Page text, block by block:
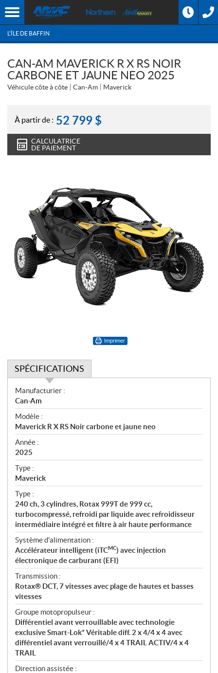
L'ÎLE DE BAFFIN
CAN-AM MAVERICK R X RS NOIR
CARBONE ET JAUNE NEO 2025
Véhicule côte à côte Can-Am Maverick
À partir de : 52 799 $
CALCULATRICE
DE PAIEMENT
Imprimer
SPÉCIFICATIONS
S
p
é
c
i
f
i
c
a
t
i
o
n
s
Manufacturier :
Can-Am
Modèle :
Maverick R X RS Noir carbone et jaune neo
Année :
2025
Type :
Maverick
Type :
240 ch, 3 cylindres, Rotax 999T de 999 cc,
turbocompressé, refroidi par liquide avec refroidisseur
intermédiaire intégré et filtre à air haute performance
Système d'alimentation :
Accélérateur intelligent (iTCMC) avec injection
électronique de carburant (EFI)
Transmission :
Rotax® DCT, 7 vitesses avec plage de hautes et basses
vitesses
Groupe motopropulseur :
Différentiel avant verrouillable avec technologie
exclusive Smart-Lok* Véritable diff. 2 x 4/4 x 4 avec
différentiel avant verrouillé/4 x 4 TRAIL ACTIV/4 x 4
TRAIL
Direction assistée :